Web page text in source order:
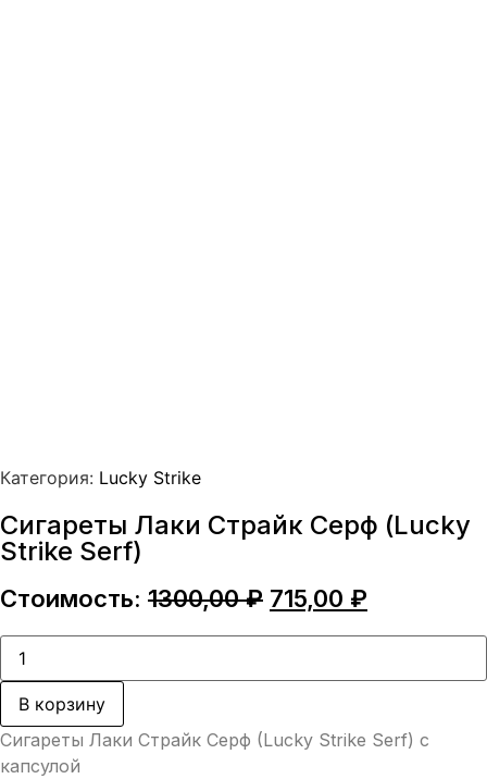
Категория: Lucky Strike
Сигареты Лаки Страйк Серф (Lucky
Strike Serf)
Стоимость: 1300,00₽ Первоначальная
составляла
715,00 ₽
715,00 ₽.
Количество
товара
Сигареты
Лаки
Страйк
Серф
(Lucky
Strike
В корзину
Сигареты Лаки Страйк Серф (Lucky Strike Serf) с
капсулой